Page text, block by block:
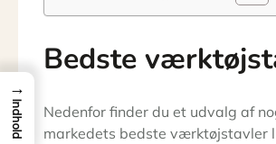
Bedste
Nedenfor finder du et udvalg af
markedets bedste værktøjstavler
→
Indhold